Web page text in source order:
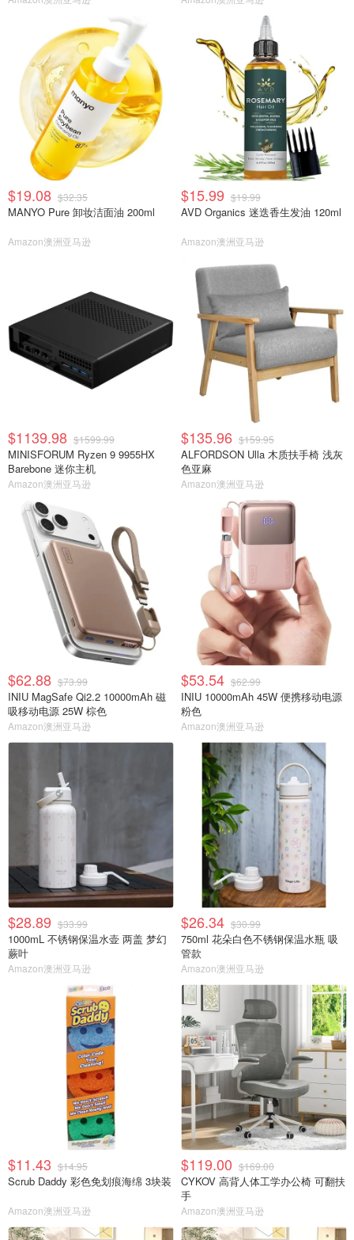
$19.08 $32.35
MANYO Pure 卸妆洁面油 200ml
Amazon澳洲亚马逊
$15.99 $19.99
AVD Organics 迷迭香生发油 120ml
Amazon澳洲亚马逊
$1139.98 $1599.99
MINISFORUM Ryzen 9 9955HX
Barebone 迷你主机
Amazon澳洲亚马逊
$135.96 $159.95
ALFORDSON Ulla 木质扶手椅 浅灰
色亚麻
Amazon澳洲亚马逊
$62.88 $73.99
INIU MagSafe Qi2.2 10000mAh 磁
吸移动电源 25W 棕色
Amazon澳洲亚马逊
$53.54 $62.99
INIU 10000mAh 45W 便携移动电源
粉色
Amazon澳洲亚马逊
$28.89 $33.99
1000mL 不锈钢保温水壶 两盖 梦幻
蕨叶
Amazon澳洲亚马逊
$26.34 $30.99
750ml 花朵白色不锈钢保温水瓶 吸
管款
Amazon澳洲亚马逊
$11.43 $14.95
Scrub Daddy 彩色免划痕海绵 3块装
Amazon澳洲亚马逊
$119.00 $169.00
CYKOV 高背人体工学办公椅 可翻扶
手
Amazon澳洲亚马逊